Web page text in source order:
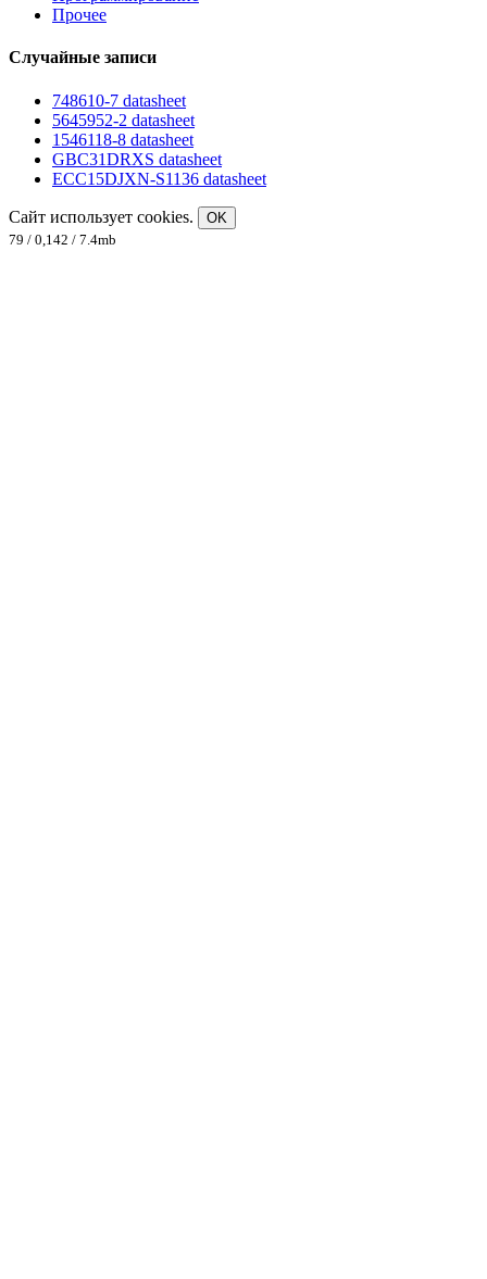
Прочее
Случайные записи
748610-7 datasheet
5645952-2 datasheet
1546118-8 datasheet
GBC31DRXS datasheet
ECC15DJXN-S1136 datasheet
Сайт использует cookies.
OK
79 / 0,142 / 7.4mb